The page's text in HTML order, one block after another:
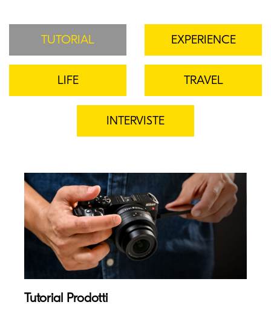
TUTORIAL EXPERIENCE
LIFE TRAVEL
INTERVISTE
Tutorial Prodotti